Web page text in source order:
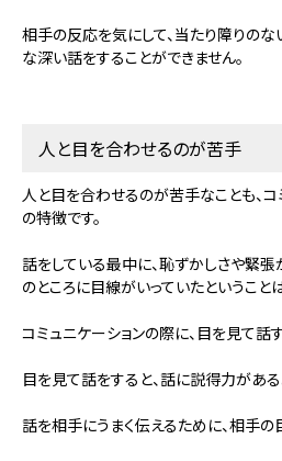
相手の反応を気にして、当たり障りの
な深い話をすることができません。
人と目を合わせるのが苦手
人と目を合わせるのが苦手なことも、
の特徴です。
話をしている最中に、恥ずかしさや緊張
のところに目線がいっていたということ
コミュニケーションの際に、目を見て話
目を見て話をすると、話に説得力がある
話を相手にうまく伝えるために、相手の